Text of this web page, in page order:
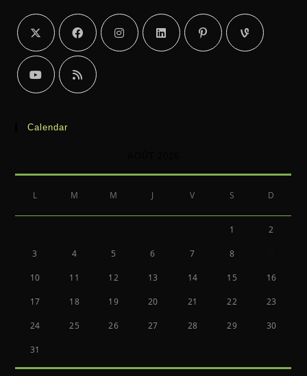
Calendar
L M M J V S D
1 2
3 4 5 6 7 8
10 11 12 13 14 15 16
17 18 19 20 21 22 23
24 25 26 27 28 29 30
31